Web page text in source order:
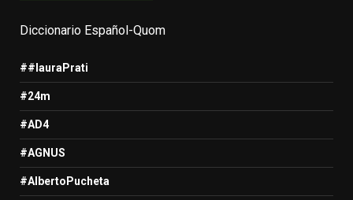
Diccionario Español-Quom
##lauraPrati
#24m
#AD4
#AGNUS
#AlbertoPucheta